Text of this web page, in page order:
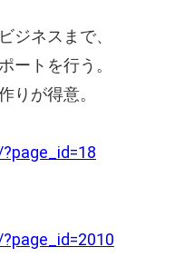
ジネスまで、
ートを行う。
りが得意。